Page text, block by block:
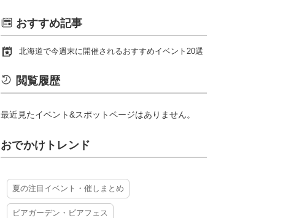
おすすめ記事
北海道で今週末に開催されるおすすめイベント20選
閲覧履歴
最近見たイベント&スポットページはありません。
おでかけトレンド
夏の注目イベント・催しまとめ
ビアガーデン・ビアフェス